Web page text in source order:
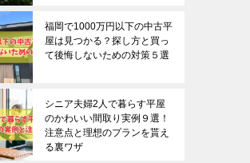
福岡で1000万円以下の中古平
屋は見つかる？探し方と買っ
て後悔しないための対策５選
シニア夫婦2人で暮らす平屋
のかわいい間取り実例９選！
注意点と理想のプランを貰え
る裏ワザ